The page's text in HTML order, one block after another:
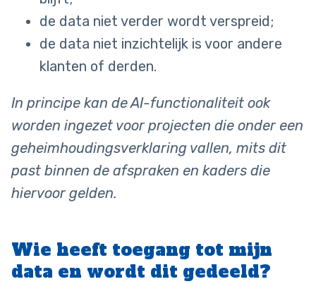
de data niet verder wordt verspreid;
de data niet inzichtelijk is voor andere
klanten of derden.
In principe kan de AI-functionaliteit ook
worden ingezet voor projecten die onder een
geheimhoudingsverklaring vallen, mits dit
past binnen de afspraken en kaders die
hiervoor gelden.
Wie heeft toegang tot mijn
data en wordt dit gedeeld?